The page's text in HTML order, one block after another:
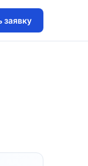
заявку